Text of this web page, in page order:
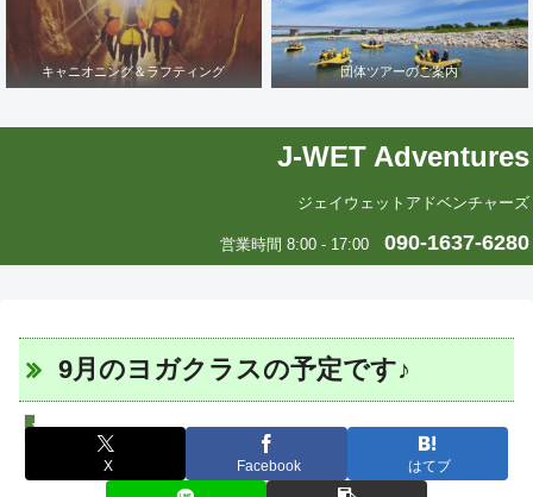
キャニオニング＆ラフティング 団体ツアーのご案内
J-WET Adventures
ジェイウェットアドベンチャーズ
営業時間 8:00 - 17:00 090-1637-6280
9月のヨガクラスの予定です♪
J-WETインド支部～ヨガのこころ～
X Facebook はてブ